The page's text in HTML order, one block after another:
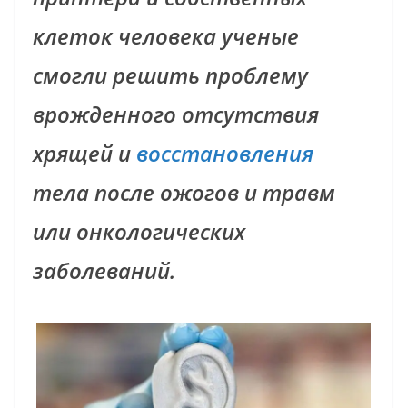
клеток человека ученые
смогли решить проблему
врожденного отсутствия
хрящей и восстановления
тела после ожогов и травм
или онкологических
заболеваний.